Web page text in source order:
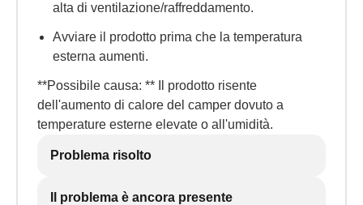
alta di ventilazione/raffreddamento.
Avviare il prodotto prima che la temperatura
esterna aumenti.
**Possibile causa: ** Il prodotto risente
dell'aumento di calore del camper dovuto a
temperature esterne elevate o all'umidità.
Problema risolto
Il problema è ancora presente